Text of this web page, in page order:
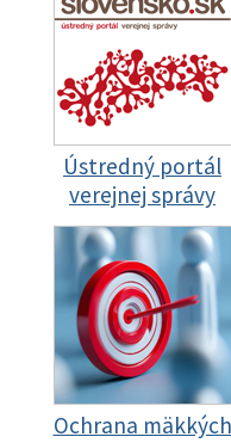
Ústredný portál
verejnej správy
Ochrana mäkkých